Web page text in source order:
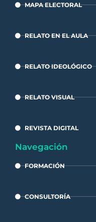
MAPA ELECTORAL
RELATO EN EL AULA
RELATO IDEOLÓGICO
RELATO VISUAL
REVISTA DIGITAL
Navegación
FORMACIÓN
CONSULTORÍA